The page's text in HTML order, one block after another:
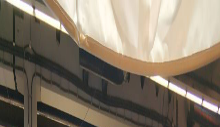
მთავარიAIჰარდი სოფტი
მთავარიAI ჰარდისოფტი